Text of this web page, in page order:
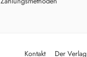
Kontakt Der Verlag